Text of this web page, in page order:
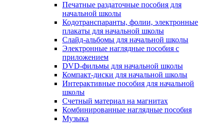
Печатные раздаточные пособия для
начальной школы
Кодотранспаранты, фолии, электронные
плакаты для начальной школы
Слайд-альбомы для начальной школы
Электронные наглядные пособия с
приложением
DVD-фильмы для начальной школы
Компакт-диски для начальной школы
Интерактивные пособия для начальной
школы
Счетный материал на магнитах
Комбинированные наглядные пособия
Музыка